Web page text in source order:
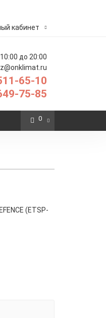
кабинет
до 20:00
65-10
75-85
0
(ETSP-